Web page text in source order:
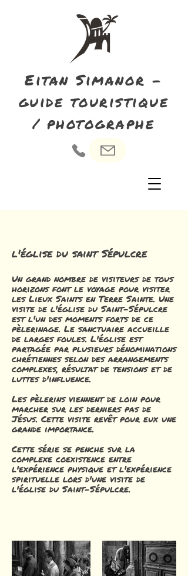
Eitan Simanor -
guide touristique
/ photographe
l'église du saint Sépulcre
Un grand nombre de visiteurs de tous
horizons font le voyage pour visiter
les Lieux Saints en Terre Sainte. Une
visite de l'église du Saint-Sépulcre
est l'un des moments forts de ce
pèlerinage. Le sanctuaire accueille
de larges foules. L'église est
partagée par plusieurs dénominations
chrétiennes selon des arrangements
complexes, résultat de tensions et de
luttes d'influence.
Les pèlerins viennent de loin pour
marcher sur les derniers pas de
Jésus. Cette visite revêt pour eux une
grande importance.
Cette série se penche sur la
complexe coexistence entre
l'expérience physique et l'expérience
spirituelle lors d'une visite de
l'église du Saint-Sépulcre.